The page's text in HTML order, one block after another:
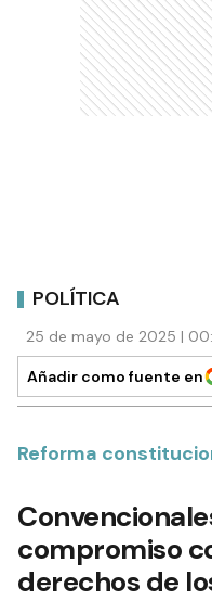
POLÍTICA
25 de mayo de 2025 |
Añadir como fuente en
Reforma
compromiso
derechos de